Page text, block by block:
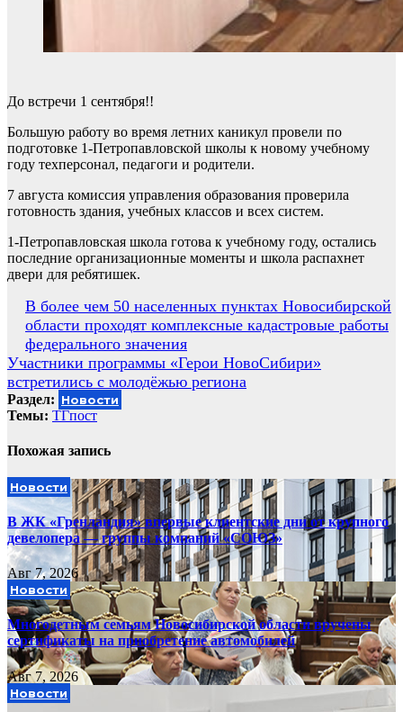
До встречи 1 сентября!!
Большую работу во время летних каникул провели по
подготовке 1-Петропавловской школы к новому учебному
году техперсонал, педагоги и родители.
7 августа комиссия управления образования проверила
готовность здания, учебных классов и всех систем.
1-Петропавловская школа готова к учебному году, остались
последние организационные моменты и школа распахнет
двери для ребятишек.
Навигация
по
записям
В более чем 50 населенных пунктах Новосибирской
области проходят комплексные кадастровые работы
федерального значения
Участники программы «Герои НовоСибири»
встретились с молодёжью региона
Раздел: Новости
Темы: ТГпост
Похожая запись
Новости
В ЖК «Гренландия» впервые клиентские дни от крупного
девелопера — группы компаний «СОЮЗ»
Авг 7, 2026
Новости
Многодетным семьям Новосибирской области вручены
сертификаты на приобретение автомобилей
Авг 7, 2026
Новости